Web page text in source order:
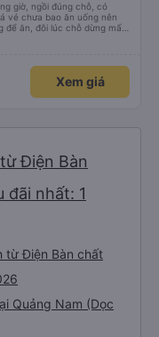
giờ, ngồi đúng chỗ, có
vé chưa bao ăn uống nên
ăn, đôi lúc chỗ dừng mấy
xe rất ok, nên đi.
Xem giá
Điện Bàn
đãi nhất: 1
từ Điện Bàn chất
Quảng Nam (Dọc